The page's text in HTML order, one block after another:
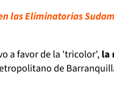
las Eliminatorias
a favor de la 'tricolor', la
de